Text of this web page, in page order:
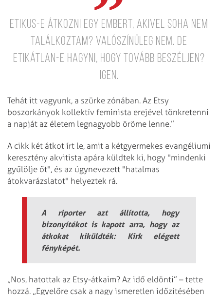
etikus-e átkozni egy embert, akivel soha nem
találkoztam? Valószínűleg nem. De
etikátlan-e hagyni, hogy tovább beszéljen?
Igen.
Tehát itt vagyunk, a szürke zónában. Az Etsy
boszorkányok kollektív feminista erejével tönkretenni
a napját az életem legnagyobb öröme lenne.”
A cikk két átkot írt le, amit a kétgyermekes evangéliumi
keresztény akvitista apára küldtek ki, hogy "mindenki
gyűlölje őt", és az úgynevezett "hatalmas
átokvarázslatot" helyeztek rá.
A riporter azt állította, hogy
bizonyítékot is kapott arra, hogy az
átkokat kiküldték: Kirk elégett
fényképét.
„Nos, hatottak az Etsy-átkaim? Az idő eldönti” – tette
hozzá. „Egyelőre csak a nagy ismeretlen időzítésében